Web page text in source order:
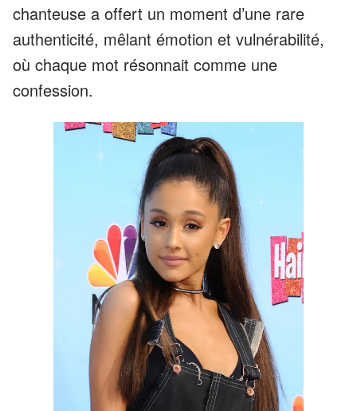
chanteuse a offert un moment d’une rare
authenticité, mêlant émotion et vulnérabilité,
où chaque mot résonnait comme une
confession.